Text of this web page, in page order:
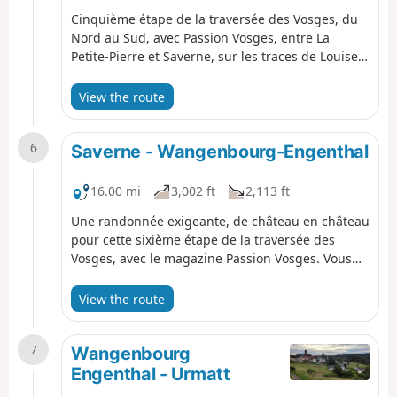
Cinquième étape de la traversée des Vosges, du
Nord au Sud, avec Passion Vosges, entre La
Petite-Pierre et Saverne, sur les traces de Louise
racontée par Christian Bach, que vous pouvez
retrouver dans le magazine Passion Vosges édité
par les DNA et L'Alsace.
View the route
6 Saverne - Wangenbourg-Engenthal
16.00 mi 3,002 ft
2,113 ft
Une randonnée exigeante, de château en château
pour cette sixième étape de la traversée des
Vosges, avec le magazine Passion Vosges. Vous
Saint-Léon à Dabo. Une étape racontée par
Christian Bach dans le magazine Passion Vosges
édité par les DNA et L'Alsace.
View the route
7
Wangenbourg
Engenthal - Urmatt